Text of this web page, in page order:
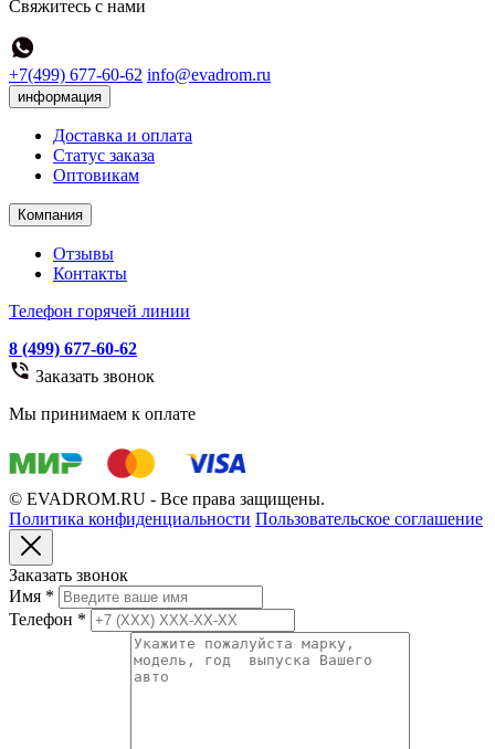
Свяжитесь с нами
+7(499) 677-60-62 info@evadrom.ru
информация
Доставка и оплата
Статус заказа
Оптовикам
Компания
Отзывы
Контакты
Телефон горячей линии
8 (499) 677-60-62
Заказать звонок
Мы принимаем к оплате
© EVADROM.RU - Все права защищены.
Политика конфиденциальности Пользовательское соглашение
Заказать звонок
Имя *
Телефон *